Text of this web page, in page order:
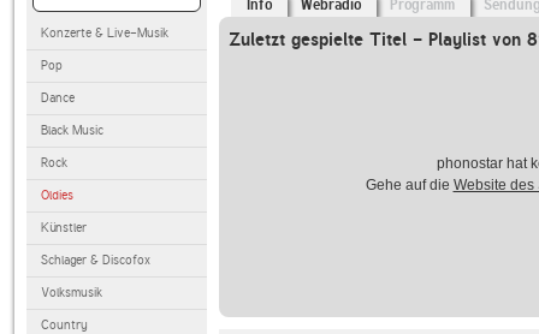
Konzerte & Live-Musik
Pop
Dance
Black Music
Rock
Oldies
Künstler
Schlager & Discofox
Volksmusik
Country
Info Webradio Programm
Zuletzt gespielte Titel - Playlist von
phonostar hat
Gehe auf die Website des